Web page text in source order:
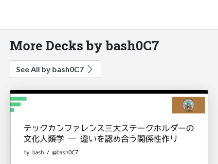
More Decks by bash0C7
See All by bash0C7